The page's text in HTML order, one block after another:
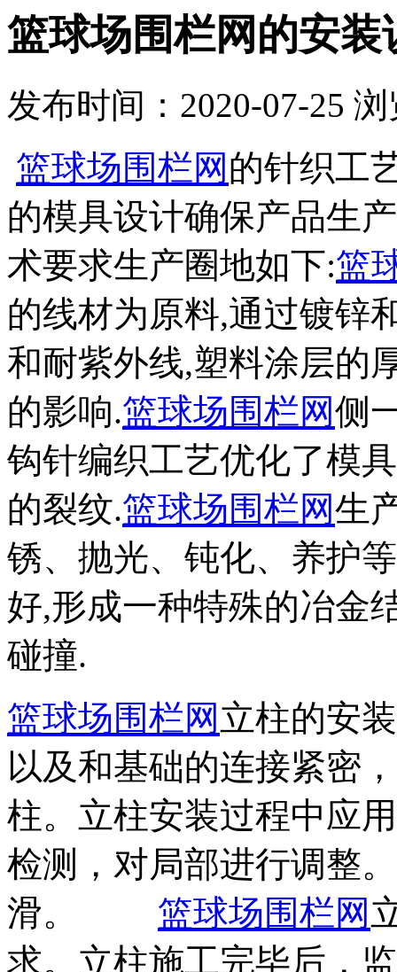
篮球场围栏网的安装
发布时间：2020-07-25 浏
篮球场围栏网 的针织工
的模具设计确保产品生
术要求生产圈地如下:篮
的线材为原料,通过镀锌
和耐紫外线,塑料涂层的
的影响.篮球场围栏网侧
钩针编织工艺优化了模
的裂纹.篮球场围栏网生
锈、抛光、钝化、养护
好,形成一种特殊的冶金
碰撞.
篮球场围栏网立柱的安
以及和基础的连接紧密
柱。立柱安装过程中应
检测，对局部进行调整
滑。 篮球场围栏网
求。立柱施工完毕后，